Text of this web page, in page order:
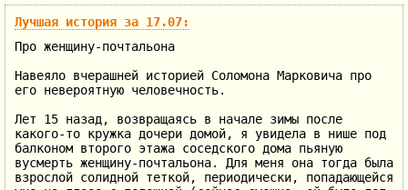
Лучшая история за 17.07:
Про женщину-почтальона
Навеяло вчерашней историей Соломона Марковича про
его невероятную человечность.
Лет 15 назад, возвращаясь в начале зимы после
какого-то кружка дочери домой, я увидела в нише под
балконом второго этажа соседского дома пьяную
вусмерть женщину-почтальона. Для меня она тогда была
взрослой солидной теткой, периодически, попадающейся